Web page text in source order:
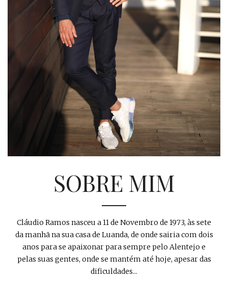
SOBRE MIM
Cláudio Ramos nasceu a 11 de Novembro de 1973, às sete
da manhã na sua casa de Luanda, de onde sairia com dois
anos para se apaixonar para sempre pelo Alentejo e
pelas suas gentes, onde se mantém até hoje, apesar das
dificuldades...